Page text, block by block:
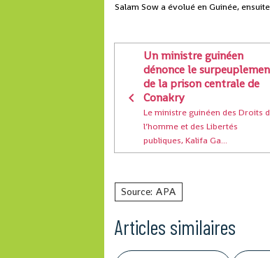
Salam Sow a évolué en Guinée,
Un ministre guinéen
dénonce le
de la prison centrale de
Conakry
Le ministre guinéen des Droits
l’homme et des Libertés
publiques, Kalifa Ga...
Source: APA
Articles similaires